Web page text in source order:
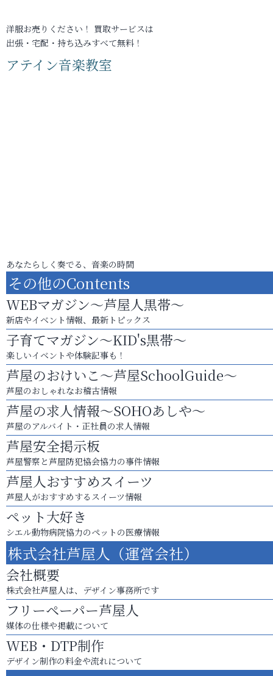
洋服お売りください！ 買取サービスは
出張・宅配・持ち込みすべて無料！
アテイン音楽教室
あなたらしく奏でる、音楽の時間
その他のContents
WEBマガジン～芦屋人黒帯～
新店やイベント情報、最新トピックス
子育てマガジン～KID's黒帯～
楽しいイベントや体験記事も！
芦屋のおけいこ～芦屋SchoolGuide～
芦屋のおしゃれなお稽古情報
芦屋の求人情報～SOHOあしや～
芦屋のアルバイト・正社員の求人情報
芦屋安全掲示板
芦屋警察と芦屋防犯協会協力の事件情報
芦屋人おすすめスイーツ
芦屋人がおすすめするスイーツ情報
ペット大好き
シエル動物病院協力のペットの医療情報
株式会社芦屋人（運営会社）
会社概要
株式会社芦屋人は、デザイン事務所です
フリーペーパー芦屋人
媒体の仕様や掲載について
WEB・DTP制作
デザイン制作の料金や流れについて